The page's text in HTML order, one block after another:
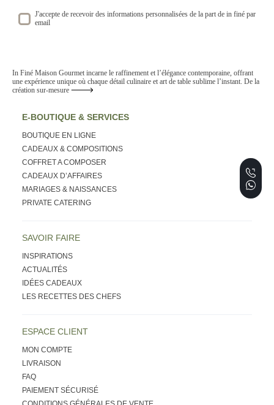
J'accepte de recevoir des informations personnalisées de la part de in finé par
email
In Finé Maison Gourmet incarne le raffinement et l’élégance contemporaine, offrant
une expérience unique où chaque détail culinaire et art de table sublime l’instant. De la
création sur-mesure
E-BOUTIQUE & SERVICES
BOUTIQUE EN LIGNE
CADEAUX & COMPOSITIONS
COFFRET A COMPOSER
CADEAUX D’AFFAIRES
MARIAGES & NAISSANCES
PRIVATE CATERING
SAVOIR FAIRE
INSPIRATIONS
ACTUALITÉS
IDÉES CADEAUX
LES RECETTES DES CHEFS
ESPACE CLIENT
MON COMPTE
LIVRAISON
FAQ
PAIEMENT SÉCURISÉ